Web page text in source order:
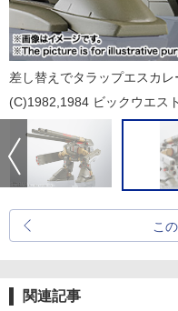
差し替えでタラップエスカレ
(C)1982,1984 ビックウエスト
こ
関連記事